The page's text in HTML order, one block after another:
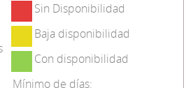
Sin Disponibilidad
Baja disponibilidad
Con disponibilidad
Mínimo de días: